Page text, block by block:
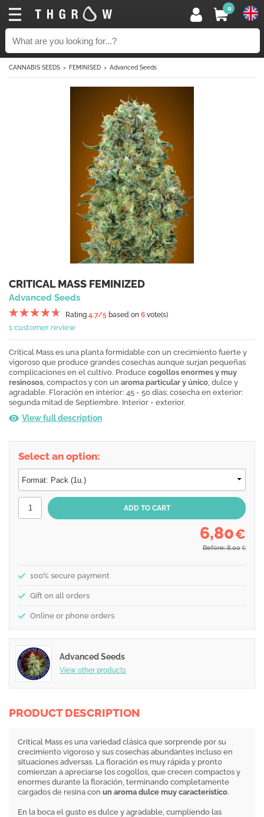
0
CANNABIS SEEDS FEMINISED Advanced Seeds
CRITICAL MASS FEMINIZED
Advanced Seeds
Rating 4.7/5 based on 6 vote(s)
1 customer review
Critical Mass es una planta formidable con un crecimiento fuerte y
vigoroso que produce grandes cosechas aunque surjan pequeñas
complicaciones en el cultivo. Produce cogollos enormes y muy
resinosos, compactos y con un aroma particular y único, dulce y
agradable. Floración en interior: 45 - 50 días; cosecha en exterior:
segunda mitad de Septiembre. Interior - exterior.
View full description
Select an option:
6,80€
Before: 8,00 €
100% secure payment
Gift on all orders
Online or phone orders
Advanced Seeds
View other products
PRODUCT DESCRIPTION
Critical Mass es una variedad clásica que sorprende por su
crecimiento vigoroso y sus cosechas abundantes incluso en
situaciones adversas. La floración es muy rápida y pronto
comienzan a apreciarse los cogollos, que crecen compactos y
enormes durante la floración, terminando completamente
cargados de resina con un aroma dulce muy característico.
En la boca el gusto es dulce y agradable, cumpliendo las